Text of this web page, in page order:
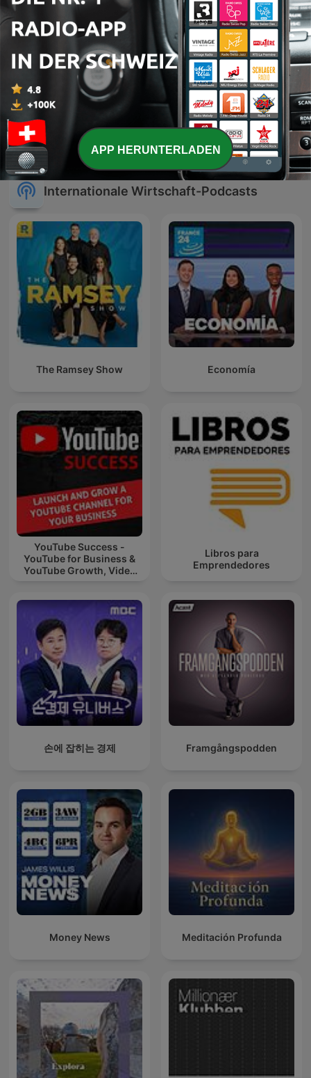
Parlons Economie Entretiens décomplexés
Internationale Wirtschaft-Podcasts
The Ramsey Show Economía
YouTube Success -
YouTube for Business &
YouTube Growth, Video
Libros para
Emprendedores
손에 잡히는 경제 Framgångspodden
Money News Meditación Profunda
APP HERUNTERLADEN